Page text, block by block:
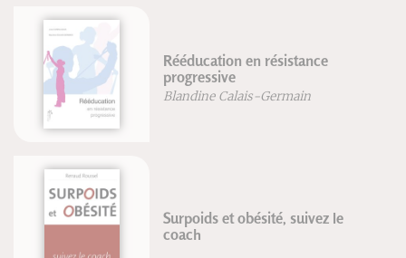
Rééducation en résistance
progressive
Blandine Calais-Germain
Surpoids et obésité, suivez le
coach